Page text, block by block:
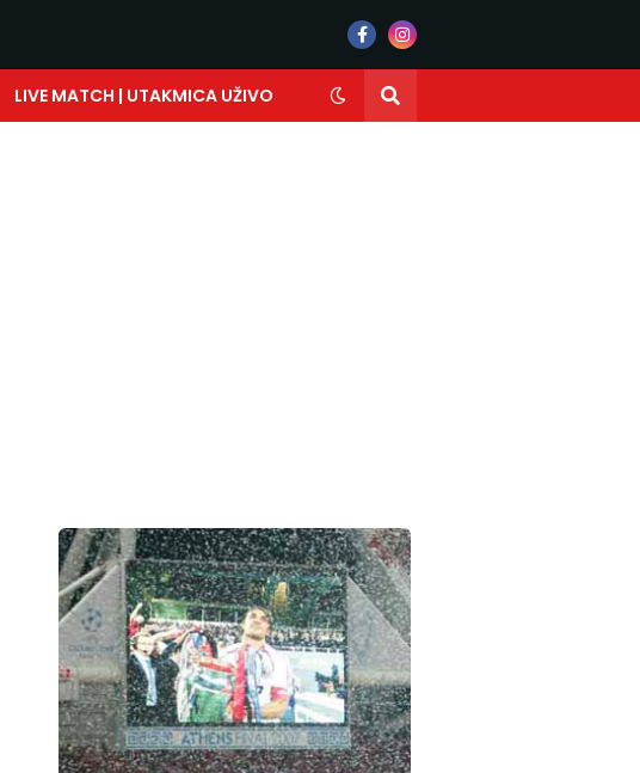
LIVE MATCH | UTAKMICA UŽIVO